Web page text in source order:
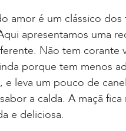
amor é um clássico dos
apresentamos uma
Não tem corante
porque tem menos
e leva um pouco de
a calda. A maçã fica
e deliciosa.